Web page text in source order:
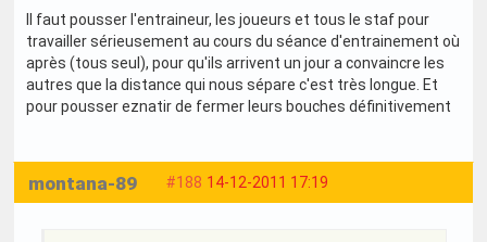
Il faut pousser l'entraineur, les joueurs et tous le staf pour
travailler sérieusement au cours du séance d'entrainement où
après (tous seul), pour qu'ils arrivent un jour a convaincre les
autres que la distance qui nous sépare c'est très longue. Et
pour pousser eznatir de fermer leurs bouches définitivement
#188 14-12-2011 17:19
montana-89